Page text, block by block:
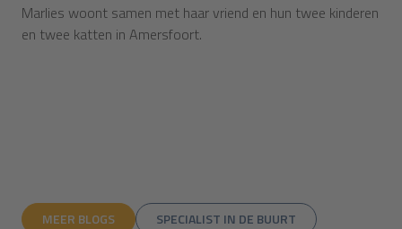
Marlies woont samen met haar vriend en hun twee kinderen
en twee katten in Amersfoort.
MEER BLOGS SPECIALIST IN DE BUURT